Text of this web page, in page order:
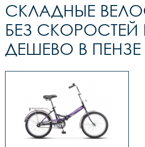
СКЛАДНЫЕ
БЕЗ СКОРОСТЕЙ
ДЕШЕВО В ПЕНЗЕ